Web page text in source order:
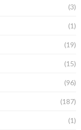
(3)
(1)
(19)
(15)
(96)
(187)
(1)